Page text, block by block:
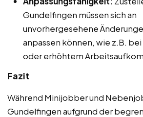
Gundelfingen müssen sich an
unvorhergesehene
anpassen können, wie z.B.
oder erhöhtem
Fazit
Während Minijobber und
Gundelfingen aufgrund der